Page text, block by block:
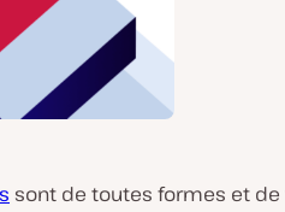
sont de toutes formes et de